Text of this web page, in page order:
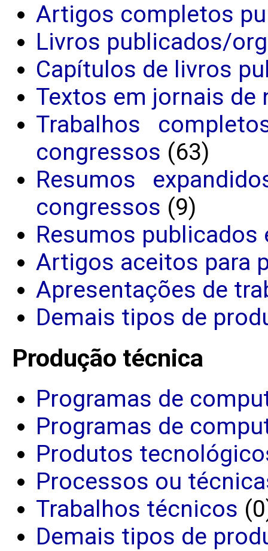
Artigos completos
Livros publicados/
Capítulos de livros
Textos em jornais
Trabalhos
congressos (63)
Resumos
congressos (9)
Resumos
Artigos aceitos para
Apresentações de
Demais tipos de
Produção técnica
Programas de
Programas de
Produtos
Processos ou
Trabalhos técnicos
Demais tipos de